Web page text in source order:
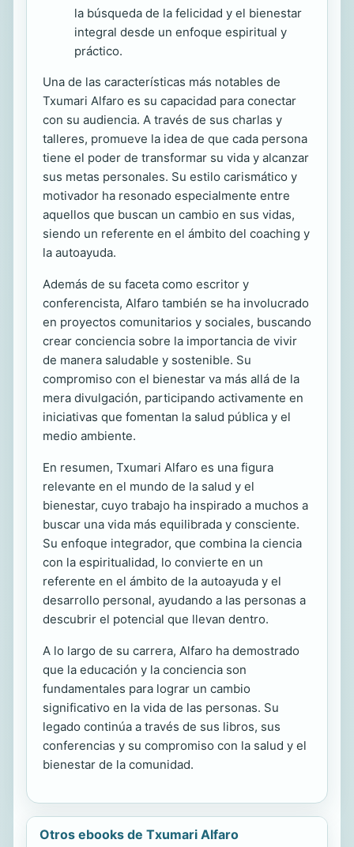
la búsqueda de la felicidad y el bienestar
integral desde un enfoque espiritual y
práctico.
Una de las características más notables de
Txumari Alfaro es su capacidad para conectar
con su audiencia. A través de sus charlas y
talleres, promueve la idea de que cada persona
tiene el poder de transformar su vida y alcanzar
sus metas personales. Su estilo carismático y
motivador ha resonado especialmente entre
aquellos que buscan un cambio en sus vidas,
siendo un referente en el ámbito del coaching y
la autoayuda.
Además de su faceta como escritor y
conferencista, Alfaro también se ha involucrado
en proyectos comunitarios y sociales, buscando
crear conciencia sobre la importancia de vivir
de manera saludable y sostenible. Su
compromiso con el bienestar va más allá de la
mera divulgación, participando activamente en
iniciativas que fomentan la salud pública y el
medio ambiente.
En resumen, Txumari Alfaro es una figura
relevante en el mundo de la salud y el
bienestar, cuyo trabajo ha inspirado a muchos a
buscar una vida más equilibrada y consciente.
Su enfoque integrador, que combina la ciencia
con la espiritualidad, lo convierte en un
referente en el ámbito de la autoayuda y el
desarrollo personal, ayudando a las personas a
descubrir el potencial que llevan dentro.
A lo largo de su carrera, Alfaro ha demostrado
que la educación y la conciencia son
fundamentales para lograr un cambio
significativo en la vida de las personas. Su
legado continúa a través de sus libros, sus
conferencias y su compromiso con la salud y el
bienestar de la comunidad.
Otros ebooks de Txumari Alfaro